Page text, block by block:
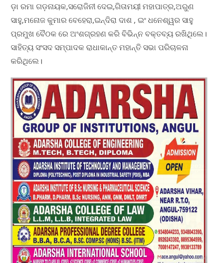
ଡ଼ା ରମା ଗଡ଼ନାୟକ,ସରୋଜିନୀ ଦେଇ,ଗିତାମୟୀ ମହାପାତ୍ର,ଅରୁଣ
ସାହୁ,ମନୋଜ କୁମାର ବେହେରା,ଇନ୍ଦିରା ଦାଶ , ଇଂ ଧନେଶ୍ୱର ସାହୁ
ପ୍ରମୁଖ ବୈଠକ ରେ ଅଂଶଗ୍ରହଣ କରି ବିଭିନ୍ନ ବକ୍ତବ୍ୟ ରଖିଥିଲେ।
ସାହିତ୍ୟ ସଂସଦ ସମ୍ପାଦକ ରାଧାକାନ୍ତ ମହାନ୍ତି ସଭା ପରିଚାଳନା
କରିଥିଲେ।